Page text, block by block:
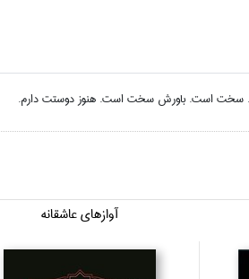
است. سخت است. باورش سخت است. هنوز دوستت دارم.
آوازهاي عاشقانه